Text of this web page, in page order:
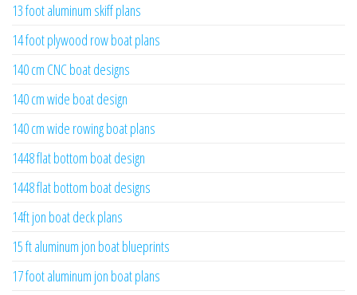
13 foot aluminum skiff plans
14 foot plywood row boat plans
140 cm CNC boat designs
140 cm wide boat design
140 cm wide rowing boat plans
1448 flat bottom boat design
1448 flat bottom boat designs
14ft jon boat deck plans
15 ft aluminum jon boat blueprints
17 foot aluminum jon boat plans